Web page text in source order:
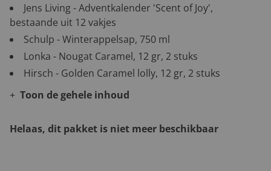
Jens Living - Adventkalender 'Scent of Joy',
bestaande uit 12 vakjes
Schulp - Winterappelsap, 750 ml
Lonka - Nougat Caramel, 12 gr, 2 stuks
Hirsch - Golden Caramel lolly, 12 gr, 2 stuks
Toon de gehele inhoud
Helaas, dit pakket is niet meer beschikbaar